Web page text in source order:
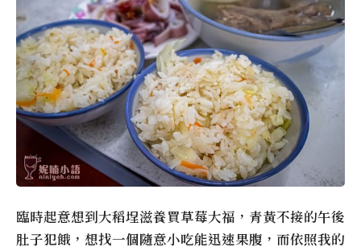
臨時起意想到大稻埕滋養買草莓大福，青黃不接的午後
肚子犯餓，想找一個隨意小吃能迅速果腹，而依照我的